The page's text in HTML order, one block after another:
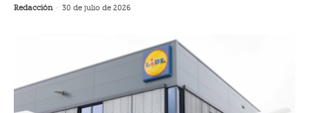
Redacción - 30 de julio de 2026